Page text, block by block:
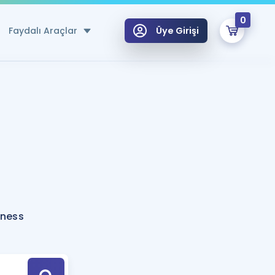
Faydalı Araçlar
Hesaplama Aracı
için Öneriler
Tek Takvimde
Üye Girişi
0
Hoca ile seni sınava hazırlayacak onlarca eğitim seni bekliyor!